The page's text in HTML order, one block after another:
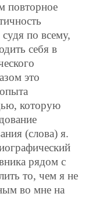
повторное
судя по всему,
себя в
это
которую
(слова) я.
рядом с
то, чем я не
во мне на